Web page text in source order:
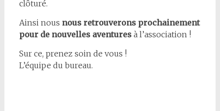
clôturé.
Ainsi nous nous retrouverons prochainement
pour de nouvelles aventuresà l’association !
Sur ce, prenez soin de vous !
L’équipe du bureau.